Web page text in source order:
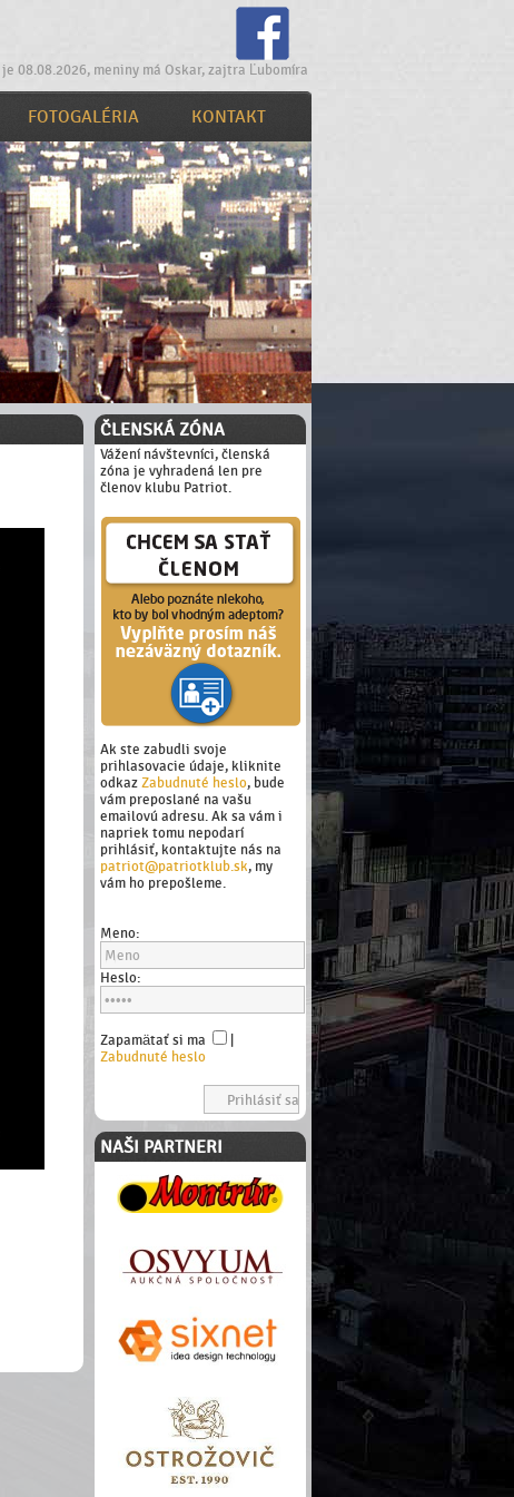
je 08.08.2026, meniny má Oskar, zajtra Ľubomíra
FOTOGALÉRIA KONTAKT
ČLENSKÁ ZÓNA
Vážení návštevníci, členská
zóna je vyhradená len pre
členov klubu Patriot.
Ak ste zabudli svoje
prihlasovacie údaje, kliknite
odkaz Zabudnuté heslo, bude
vám preposlané na vašu
emailovú adresu. Ak sa vám i
napriek tomu nepodarí
prihlásiť, kontaktujte nás na
patriot@patriotklub.sk, my
vám ho prepošleme.
Meno:
Heslo:
Zapamätať si ma
Zabudnuté heslo
NAŠI PARTNERI